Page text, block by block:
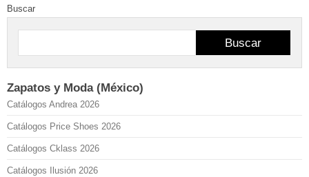
Buscar
Buscar
Zapatos y Moda (México)
Catálogos Andrea 2026
Catálogos Price Shoes 2026
Catálogos Cklass 2026
Catálogos Ilusión 2026